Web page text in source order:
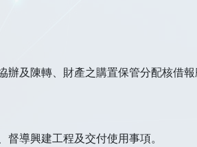
及陳轉、財產之購置保管分配核借
導興建工程及交付使用事項。